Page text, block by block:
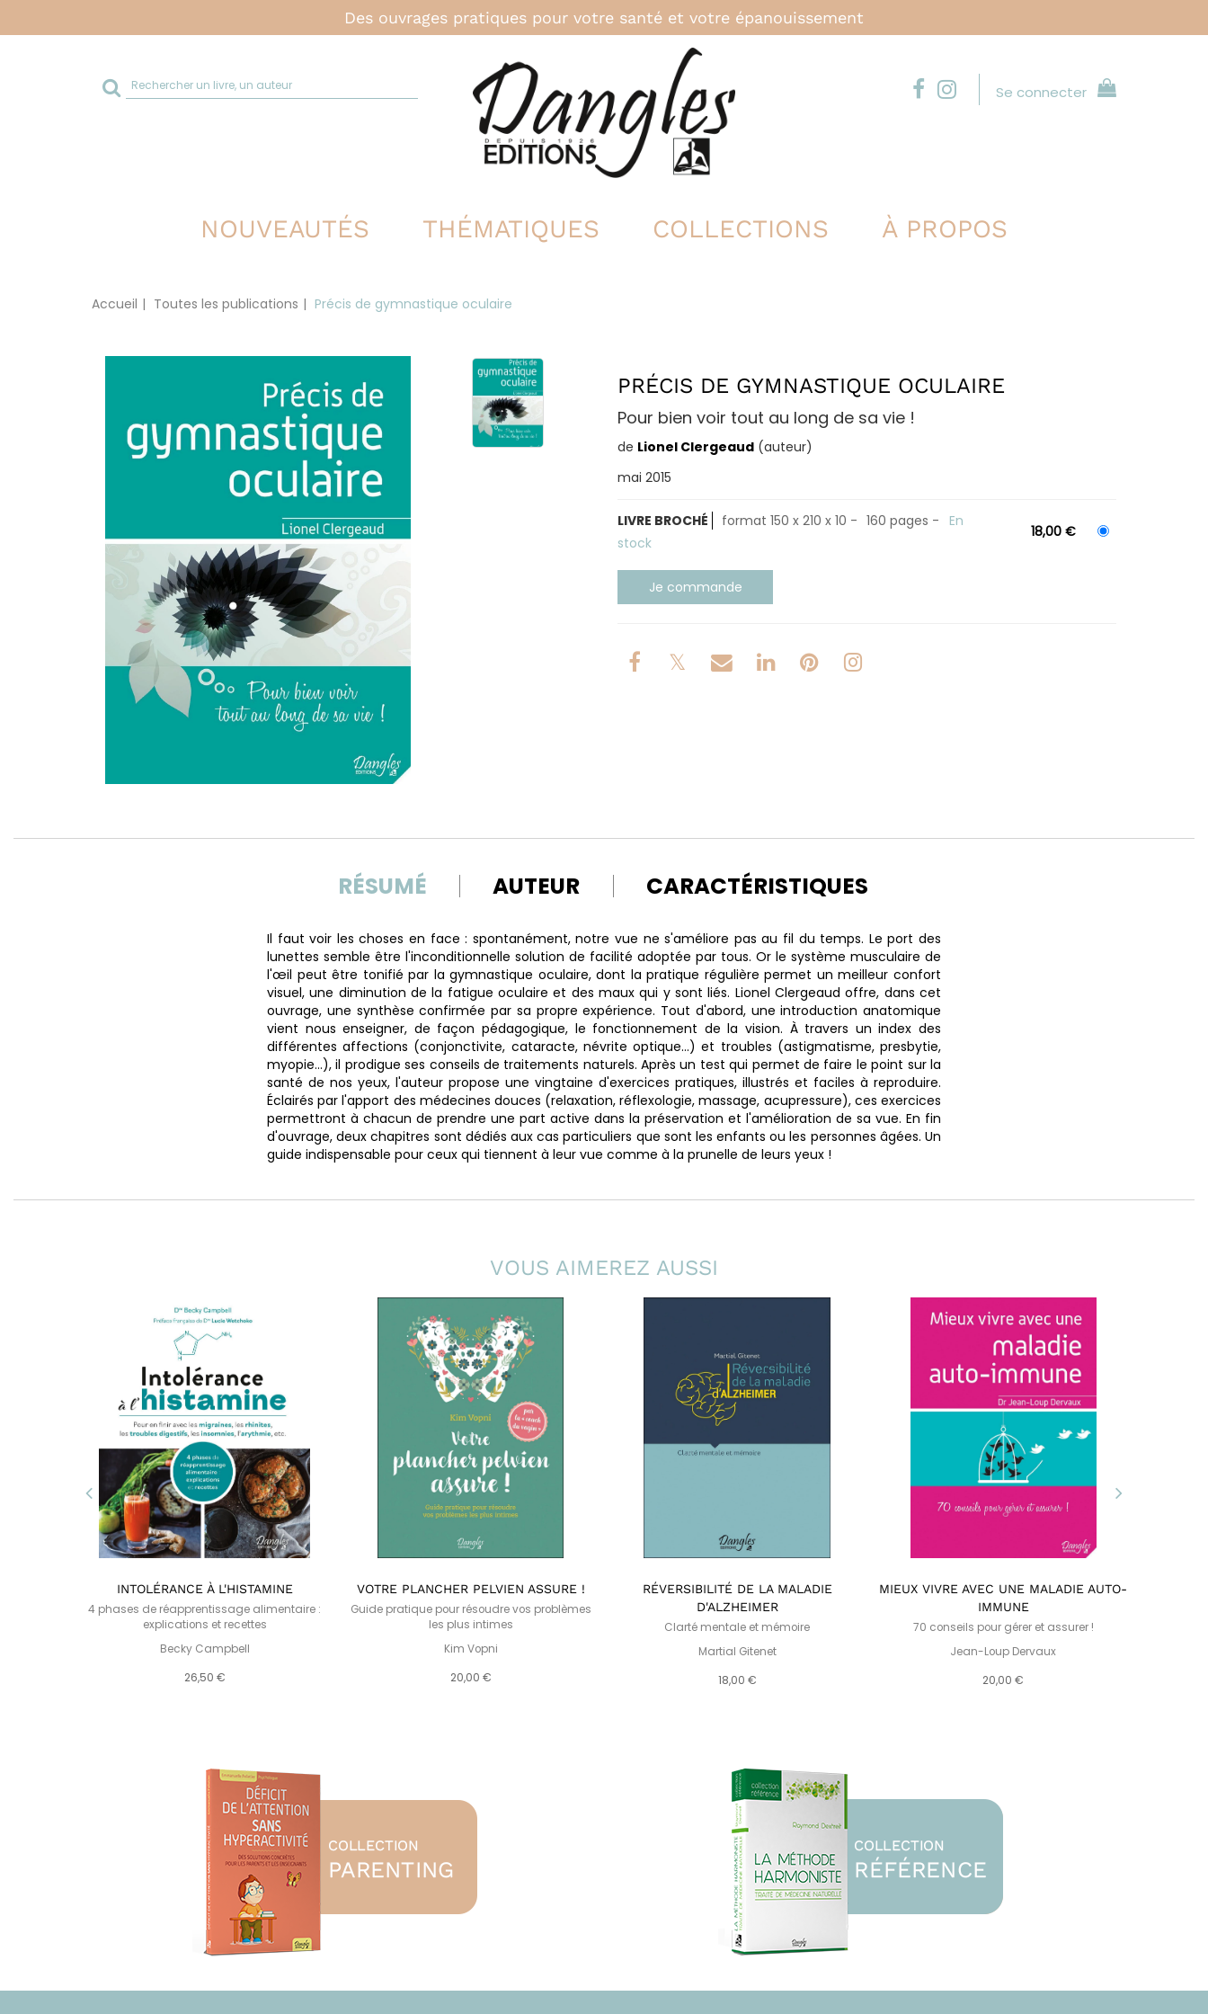
Des ouvrages pratiques pour votre santé et votre épanouissement
Rechercher
sur
Se connecter
NOUVEAUTÉS THÉMATIQUES COLLECTIONS À PROPOS
Accueil Toutes les publications Précis de gymnastique oculaire
PRÉCIS DE GYMNASTIQUE OCULAIRE
Pour bien voir tout au long de sa vie !
de Lionel Clergeaud (auteur)
mai 2015
LIVRE BROCHÉ format 150 x 210 x 10 160 pages
En
stock
18,00 €
RÉSUMÉ AUTEUR CARACTÉRISTIQUES
Il faut voir les choses en face : spontanément, notre vue ne s'améliore pas au fil du temps. Le port des
lunettes semble être l'inconditionnelle solution de facilité adoptée par tous. Or le système musculaire de
l'œil peut être tonifié par la gymnastique oculaire, dont la pratique régulière permet un meilleur confort
visuel, une diminution de la fatigue oculaire et des maux qui y sont liés. Lionel Clergeaud offre, dans cet
ouvrage, une synthèse confirmée par sa propre expérience. Tout d'abord, une introduction anatomique
vient nous enseigner, de façon pédagogique, le fonctionnement de la vision. À travers un index des
différentes affections (conjonctivite, cataracte, névrite optique…) et troubles (astigmatisme, presbytie,
myopie…), il prodigue ses conseils de traitements naturels. Après un test qui permet de faire le point sur la
santé de nos yeux, l'auteur propose une vingtaine d'exercices pratiques, illustrés et faciles à reproduire.
Éclairés par l'apport des médecines douces (relaxation, réflexologie, massage, acupressure), ces exercices
permettront à chacun de prendre une part active dans la préservation et l'amélioration de sa vue. En fin
d'ouvrage, deux chapitres sont dédiés aux cas particuliers que sont les enfants ou les personnes âgées. Un
guide indispensable pour ceux qui tiennent à leur vue comme à la prunelle de leurs yeux !
VOUS AIMEREZ AUSSI
INTOLÉRANCE À L'HISTAMINE
4 phases de réapprentissage alimentaire :
explications et recettes
Becky Campbell
26,50 €
VOTRE PLANCHER PELVIEN ASSURE !
Guide pratique pour résoudre vos problèmes
les plus intimes
Kim Vopni
20,00 €
RÉVERSIBILITÉ DE LA MALADIE
D'ALZHEIMER
Clarté mentale et mémoire
Martial Gitenet
18,00 €
MIEUX VIVRE AVEC UNE MALADIE AUTO-
IMMUNE
70 conseils pour gérer et assurer !
Jean-Loup Dervaux
20,00 €